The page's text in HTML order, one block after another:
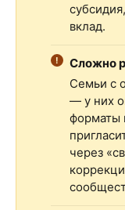
вклад.
Сложно
Семьи с
— у них
форматы
через